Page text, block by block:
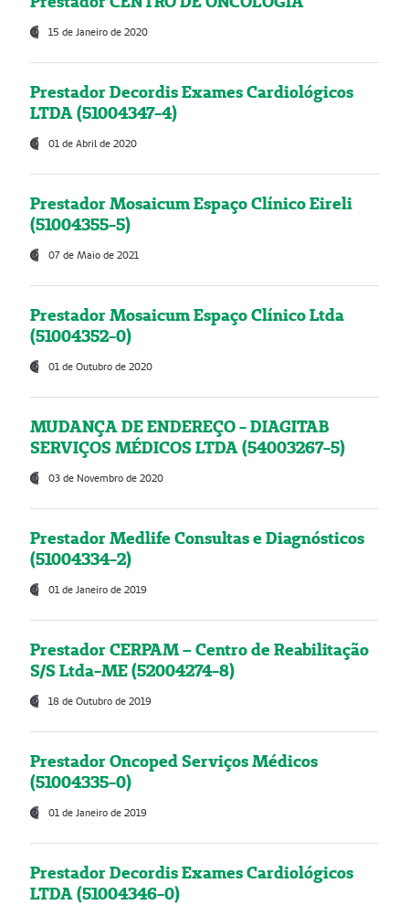
15 de Janeiro de 2020
Prestador Decordis Exames Cardiológicos
LTDA (51004347-4)
01 de Abril de 2020
Prestador Mosaicum Espaço Clínico Eireli
(51004355-5)
07 de Maio de 2021
Prestador Mosaicum Espaço Clínico Ltda
(51004352-0)
01 de Outubro de 2020
MUDANÇA DE ENDEREÇO - DIAGITAB
SERVIÇOS MÉDICOS LTDA (54003267-5)
03 de Novembro de 2020
Prestador Medlife Consultas e Diagnósticos
(51004334-2)
01 de Janeiro de 2019
Prestador CERPAM – Centro de Reabilitação
S/S Ltda-ME (52004274-8)
18 de Outubro de 2019
Prestador Oncoped Serviços Médicos
(51004335-0)
01 de Janeiro de 2019
Prestador Decordis Exames Cardiológicos
LTDA (51004346-0)